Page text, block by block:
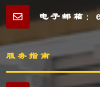
电子邮箱
服务指南